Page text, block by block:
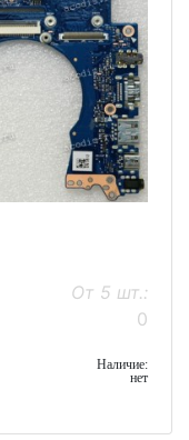
От 5 шт.:
0
Наличие:
нет